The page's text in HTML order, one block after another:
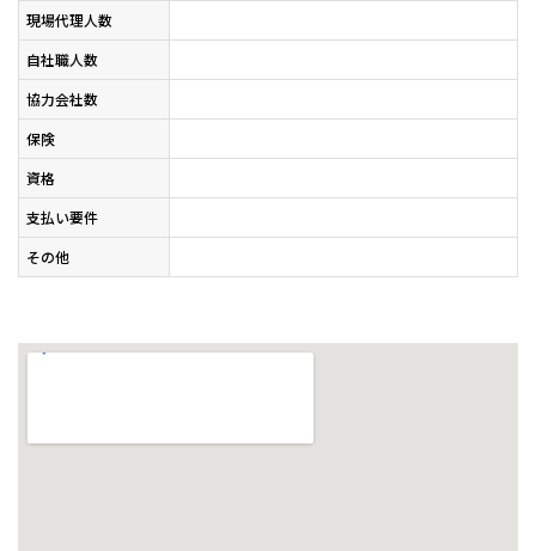
現場代理人数
自社職人数
協力会社数
保険
資格
支払い要件
その他